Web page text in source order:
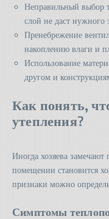
Неправильный выбор
слой не даст нужного
Пренебрежение
накоплению влаги и
Использование
другом и
Как понять,
утепления?
Иногда хозяева замечают
помещении становится
признаки можно
Симптомы